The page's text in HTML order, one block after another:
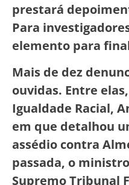
prestará
Para
elemento para
Mais de dez
ouvidas. Entre
Igualdade Racial,
em que detalhou
assédio contra
passada, o
Supremo Tribunal